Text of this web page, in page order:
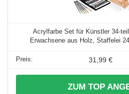
Acrylfarbe Set für Künstler 34-
Erwachsene aus Holz, Staffelei
31,99 €
ZUM TOP